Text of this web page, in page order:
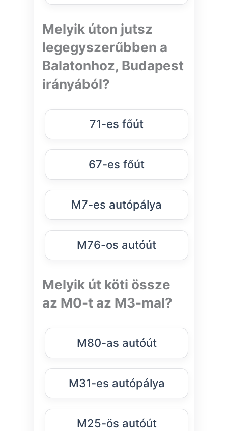
Melyik úton jutsz
legegyszerűbben a
Balatonhoz, Budapest
irányából?
71-es főút
67-es főút
M7-es autópálya
M76-os autóút
Melyik út köti össze
az M0-t az M3-mal?
M80-as autóút
M31-es autópálya
M25-ös autóút